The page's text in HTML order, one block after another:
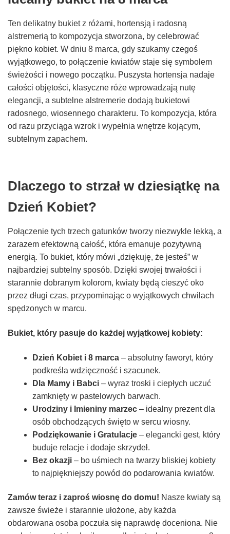
Ten delikatny bukiet z różami, hortensją i radosną
alstremerią to kompozycja stworzona, by celebrować
piękno kobiet. W dniu 8 marca, gdy szukamy czegoś
wyjątkowego, to połączenie kwiatów staje się symbolem
świeżości i nowego początku. Puszysta hortensja nadaje
całości objętości, klasyczne róże wprowadzają nutę
elegancji, a subtelne alstremerie dodają bukietowi
radosnego, wiosennego charakteru. To kompozycja, która
od razu przyciąga wzrok i wypełnia wnętrze kojącym,
subtelnym zapachem.
Dlaczego to strzał w dziesiątkę na
Dzień Kobiet?
Połączenie tych trzech gatunków tworzy niezwykle lekką, a
zarazem efektowną całość, która emanuje pozytywną
energią. To bukiet, który mówi „dziękuję, że jesteś” w
najbardziej subtelny sposób. Dzięki swojej trwałości i
starannie dobranym kolorom, kwiaty będą cieszyć oko
przez długi czas, przypominając o wyjątkowych chwilach
spędzonych w marcu.
Bukiet, który pasuje do każdej wyjątkowej kobiety:
Dzień Kobiet i 8 marca – absolutny faworyt, który
podkreśla wdzięczność i szacunek.
Dla Mamy i Babci – wyraz troski i ciepłych uczuć
zamknięty w pastelowych barwach.
Urodziny i Imieniny marzec – idealny prezent dla
osób obchodzących święto w sercu wiosny.
Podziękowanie i Gratulacje – elegancki gest, który
buduje relacje i dodaje skrzydeł.
Bez okazji – bo uśmiech na twarzy bliskiej kobiety
to najpiękniejszy powód do podarowania kwiatów.
Zamów teraz i zaproś wiosnę do domu! Nasze kwiaty są
zawsze świeże i starannie ułożone, aby każda
obdarowana osoba poczuła się naprawdę doceniona. Nie